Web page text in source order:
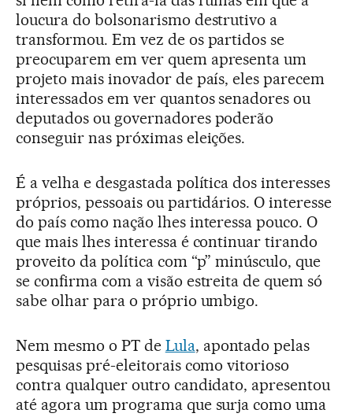
loucura do bolsonarismo destrutivo a
transformou. Em vez de os partidos se
preocuparem em ver quem apresenta um
projeto mais inovador de país, eles parecem
interessados em ver quantos senadores ou
deputados ou governadores poderão
conseguir nas próximas eleições.
É a velha e desgastada política dos interesses
próprios, pessoais ou partidários. O interesse
do país como nação lhes interessa pouco. O
que mais lhes interessa é continuar tirando
proveito da política com “p” minúsculo, que
se confirma com a visão estreita de quem só
sabe olhar para o próprio umbigo.
Nem mesmo o PT de Lula, apontado pelas
pesquisas pré-eleitorais como vitorioso
contra qualquer outro candidato, apresentou
até agora um programa que surja como uma